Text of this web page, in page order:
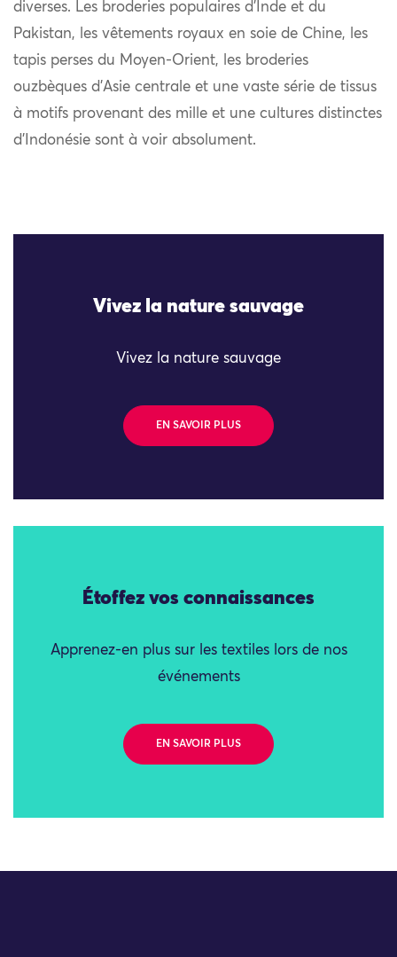
diverses. Les broderies populaires d’Inde et du
Pakistan, les vêtements royaux en soie de Chine, les
tapis perses du Moyen-Orient, les broderies
ouzbèques d’Asie centrale et une vaste série de tissus
à motifs provenant des mille et une cultures distinctes
d’Indonésie sont à voir absolument.
Vivez la nature sauvage
Vivez la nature sauvage
EN SAVOIR PLUS
Étoffez vos connaissances
Apprenez-en plus sur les textiles lors de nos
événements
EN SAVOIR PLUS